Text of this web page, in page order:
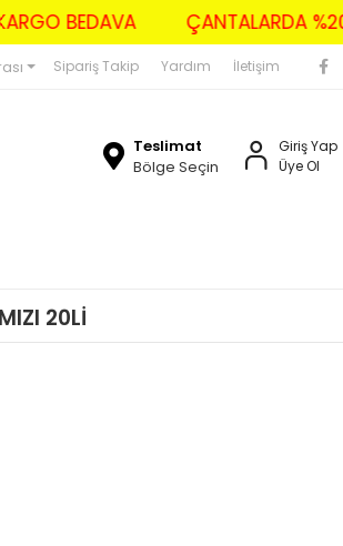
KARGO BEDAVA ÇANTALARDA
Sipariş Takip Yardım İletişim
Teslimat
Bölge Seçin
Giriş Yap
Üye Ol
20Lİ